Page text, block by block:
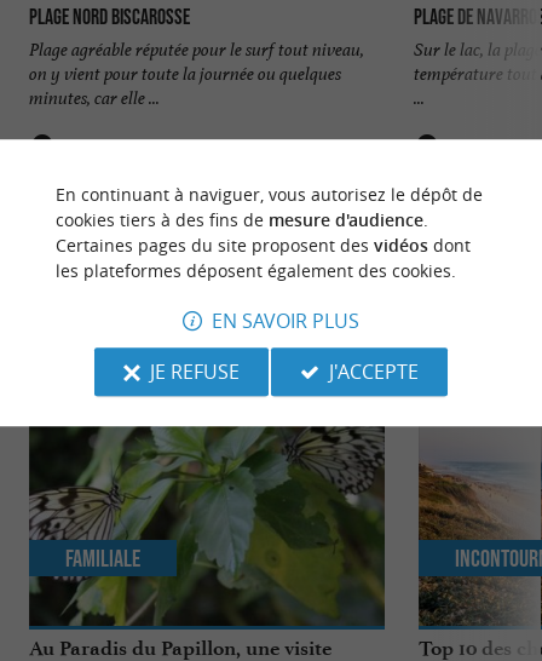
Plage Nord Biscarosse
Plage agréable réputée pour le surf tout niveau,
on y vient pour toute la journée ou quelques
minutes, car elle ...
184 m - Biscarrosse
Plage de
Sur le lac, la
température tout
...
184 m -
NOUS AVONS TESTÉPOUR VOUS
Au Paradis du Papillon, une visite
Familiale
Top 10 des
En continuant à naviguer, vous autorisez le dépôt de
cookies tiers à des fins de mesure d'audience.
Certaines pages du site proposent des vidéosdont
les plateformes déposent également des cookies.
EN SAVOIR PLUS
JE REFUSE
J'ACCEPTE